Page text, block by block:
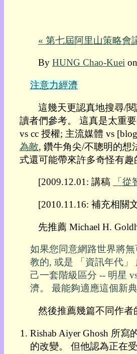
« 第七屆阿里山策略會
By HUNG Chao-Kueion
注意力經濟
這幾天更認真地搜尋/
讀者們參考。 這真是太重
vs cc 授權; 主流媒體 vs
為敵, 鑽牛角尖/不聰明的想
式還可能帶來許多奇怪有趣
[2009.12.01: 講稿 「
[2010.11.16: 補充相關
先推薦 Michael H.
如果您同意網路世界將
教的, 或是 「資訊年代」
己一套階級區分 -- 明星
濟。 最能夠適應這個新
然後推薦幾篇不同作者
Rishab Aiyer Ghosh 所寫
的改變。 但他認為正在